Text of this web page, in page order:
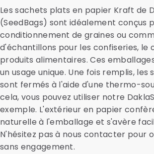
Les sachets plats en papier Kraft de
(SeedBags) sont idéalement conçus
conditionnement de graines ou
d'échantillons pour les confiseries, le
produits alimentaires. Ces
un usage unique. Une fois remplis, les
sont fermés à l'aide d'une thermo-
cela, vous pouvez utiliser notre
exemple. L'extérieur en papier
naturelle à l'emballage et s'avère
N'hésitez pas à nous contacter pour
sans engagement.